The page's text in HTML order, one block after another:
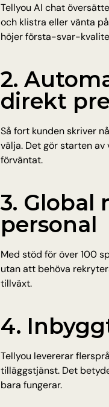
Tellyou AI chat
och klistra eller vänta
höjer första-svar-
2.
direkt
Så fort kunden skriver
välja. Det gör starten
förväntat.
3. Global
personal
Med stöd för över 100
utan att behöva
tillväxt.
4.
Tellyou levererar
tilläggstjänst. Det
bara fungerar.